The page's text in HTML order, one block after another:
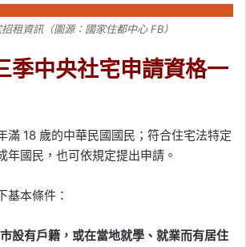
租資訊（圖源：國家住都中心 FB）
季中央社宅申請資格一
滿 18 歲的中華民國國民；符合住宅法特定
年國民，也可依規定提出申請。
基本條件：
設有戶籍，或在當地就學、就業而有居住